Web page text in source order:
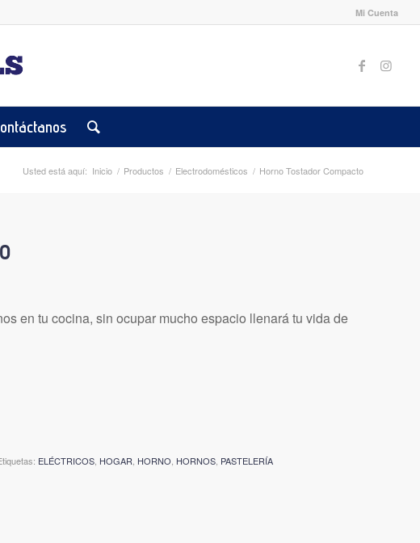
Mi Cuenta
Usted está aquí: Inicio / Productos / Electrodomésticos / Horno Tostador Compacto
en tu cocina, sin ocupar mucho espacio llenará tu vida de
ELÉCTRICOS HOGAR HORNO HORNOS PASTELERÍA